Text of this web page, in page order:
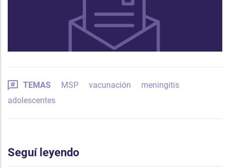
TEMAS MSP vacunación
meningitis
adolescentes
Seguí leyendo